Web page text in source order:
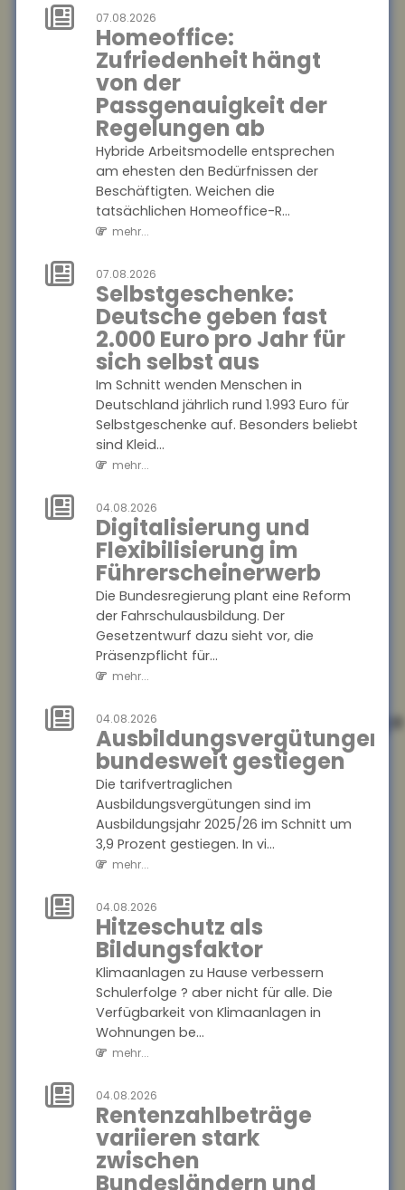
07.08.2026
Homeoffice:
Zufriedenheit hängt
von der
Passgenauigkeit der
Regelungen ab
Hybride Arbeitsmodelle entsprechen
am ehesten den Bedürfnissen der
Beschäftigten. Weichen die
tatsächlichen Homeoffice-R...
mehr...
07.08.2026
Selbstgeschenke:
Deutsche geben fast
2.000 Euro pro Jahr für
sich selbst aus
Im Schnitt wenden Menschen in
Deutschland jährlich rund 1.993 Euro für
Selbstgeschenke auf. Besonders beliebt
sind Kleid...
mehr...
04.08.2026
Digitalisierung und
Flexibilisierung im
Führerscheinerwerb
Die Bundesregierung plant eine Reform
der Fahrschulausbildung. Der
Gesetzentwurf dazu sieht vor, die
Präsenzpflicht für...
mehr...
04.08.2026
Ausbildungsvergütungen
bundesweit gestiegen
Die tarifvertraglichen
Ausbildungsvergütungen sind im
Ausbildungsjahr 2025/26 im Schnitt um
3,9 Prozent gestiegen. In vi...
mehr...
04.08.2026
Hitzeschutz als
Bildungsfaktor
Klimaanlagen zu Hause verbessern
Schulerfolge ? aber nicht für alle. Die
Verfügbarkeit von Klimaanlagen in
Wohnungen be...
mehr...
04.08.2026
Rentenzahlbeträge
variieren stark
zwischen
Bundesländern und
entsprechen am ehesten den
Bedürfnissen der
Beschäftigten. Weichen die
tatsächlichen Homeoffice-R...
mehr...
07.08.2026
Selbstgeschenke:
Deutsche geben
fast 2.000 Euro
pro Jahr für sich
Im Schnitt wenden Menschen
in Deutschland jährlich rund
1.993 Euro für
Selbstgeschenke auf.
Besonders beliebt sind Kleid...
mehr...
04.08.2026
Digitalisierung
und
im
Führerscheinerwerb
Die Bundesregierung plant
eine Reform der
Fahrschulausbildung. Der
Gesetzentwurf dazu sieht vor,
die Präsenzpflicht für...
mehr...
bundesweit
gestiegen
Die tarifvertraglichen
Ausbildungsvergütungen sind
im Ausbildungsjahr 2025/26
im Schnitt um 3,9 Prozent
gestiegen. In vi...
04.08.2026
Hitzeschutz als
Bildungsfaktor
Klimaanlagen zu Hause
verbessern Schulerfolge ?
aber nicht für alle. Die
Verfügbarkeit von
be...
mehr...
04.08.2026
Rentenzahlbeträge